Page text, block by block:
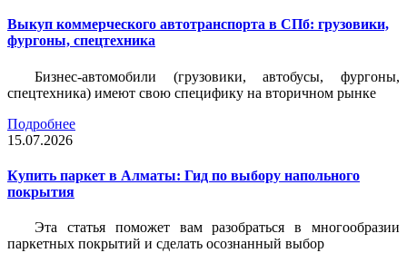
Выкуп коммерческого автотранспорта в СПб: грузовики,
фургоны, спецтехника
Бизнес-автомобили (грузовики, автобусы, фургоны,
спецтехника) имеют свою специфику на вторичном рынке
Подробнее
15.07.2026
Купить паркет в Алматы: Гид по выбору напольного
покрытия
Эта статья поможет вам разобраться в многообразии
паркетных покрытий и сделать осознанный выбор